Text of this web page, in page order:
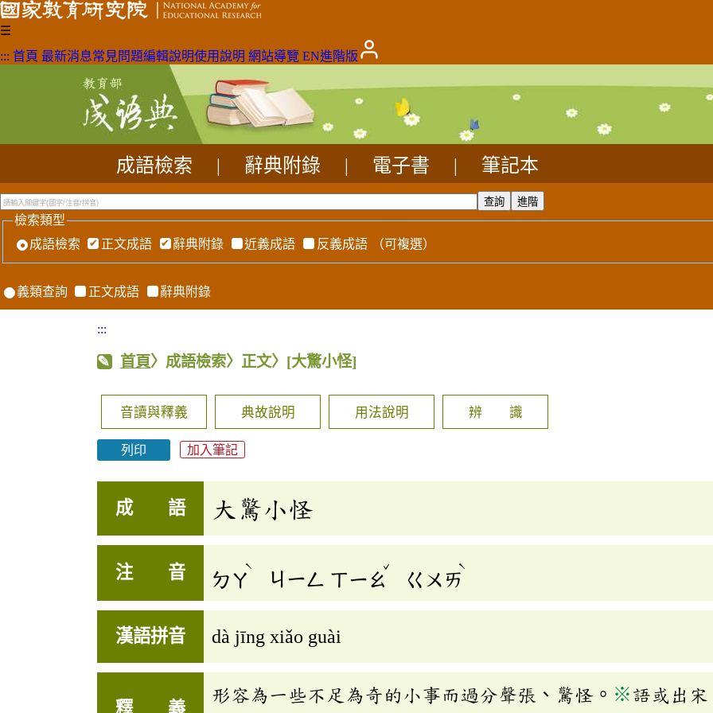
☰
::: 首頁 最新消息常見問題編輯說明使用說明 網站導覽 EN進階版
成語檢索 辭典附錄 電子書 筆記本
檢索類型
成語檢索
正文成語 辭典附錄 近義成語 反義成語 （可複選）
義類查詢 正文成語 辭典附錄
:::
首頁〉成語檢索〉正文〉 [大驚小怪]
音讀與釋義 典故說明 用法說明 辨 識
列印 加入筆記
成 語 大驚小怪
注 音 ㄉㄚ
ˋ
ㄐㄧㄥ ㄒㄧㄠ
ˇ
ㄍㄨㄞ
ˋ
漢語拼音 dà jīng xiǎo guài
釋 義
形容為一些不足為奇的小事而過分聲張、驚怪。 ※語或出